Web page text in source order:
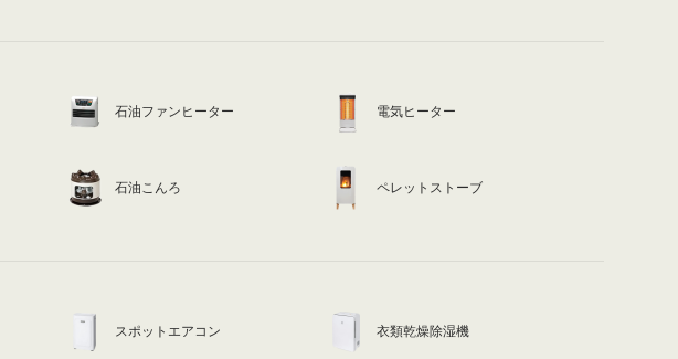
石油ファンヒーター 電気ヒーター
石油こんろ ペレットストーブ
スポットエアコン 衣類乾燥除湿機